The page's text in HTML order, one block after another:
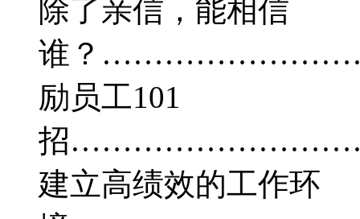
除了亲信，能相信
谁？
励员工101
招
建立高绩效的工作环